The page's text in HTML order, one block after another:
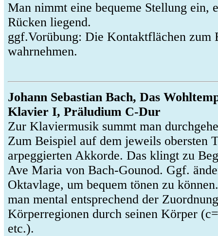
Man nimmt eine bequeme Stellung ein,
Rücken liegend.
ggf.Vorübung: Die Kontaktflächen zum
wahrnehmen.
Johann Sebastian Bach, Das
Klavier I, Präludium C-Dur
Zur Klaviermusik summt man
Zum Beispiel auf dem jeweils obersten
arpeggierten Akkorde. Das klingt zu
Ave Maria von Bach-Gounod. Ggf.
Oktavlage, um bequem tönen zu
man mental entsprechend der
Körperregionen durch seinen Körper
etc.).